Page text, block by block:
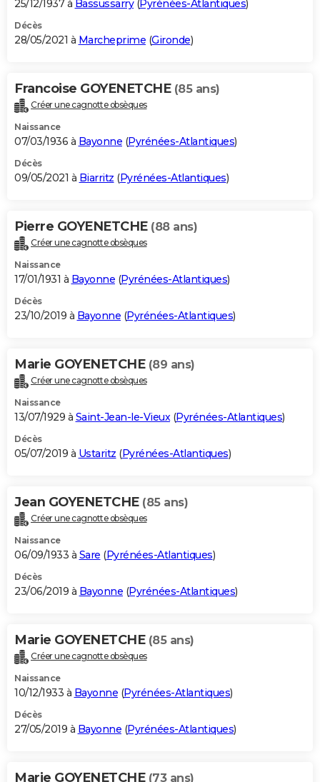
25/12/1937 à Bassussarry(Pyrénées-Atlantiques)
Décès
28/05/2021 à Marcheprime (Gironde)
Francoise GOYENETCHE (85 ans)
Créer une cagnotte obsèques
Naissance
07/03/1936 à Bayonne (Pyrénées-Atlantiques)
Décès
09/05/2021 à Biarritz (Pyrénées-Atlantiques)
Pierre GOYENETCHE (88 ans)
Créer une cagnotte obsèques
Naissance
17/01/1931 à Bayonne (Pyrénées-Atlantiques)
Décès
23/10/2019 à Bayonne (Pyrénées-Atlantiques)
Marie GOYENETCHE (89 ans)
Créer une cagnotte obsèques
Naissance
13/07/1929 à Saint-Jean-le-Vieux(Pyrénées-Atlantiques)
Décès
05/07/2019 à Ustaritz (Pyrénées-Atlantiques)
Jean GOYENETCHE (85 ans)
Créer une cagnotte obsèques
Naissance
06/09/1933 à Sare (Pyrénées-Atlantiques)
Décès
23/06/2019 à Bayonne (Pyrénées-Atlantiques)
Marie GOYENETCHE (85 ans)
Créer une cagnotte obsèques
Naissance
10/12/1933 à Bayonne (Pyrénées-Atlantiques)
Décès
27/05/2019 à Bayonne (Pyrénées-Atlantiques)
Marie GOYENETCHE (73 ans)